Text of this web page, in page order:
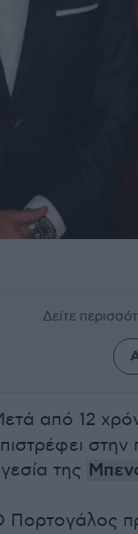
Δείτε
από 12
στην
της
Πορτογάλος